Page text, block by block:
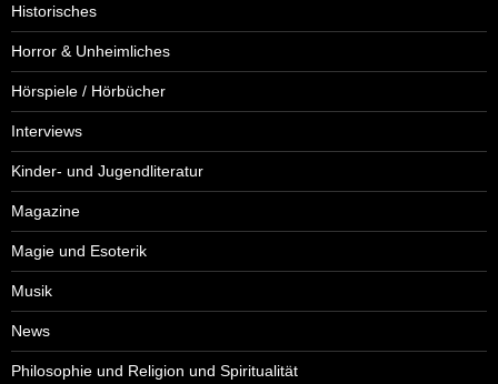
Historisches
Horror & Unheimliches
Hörspiele / Hörbücher
Interviews
Kinder- und Jugendliteratur
Magazine
Magie und Esoterik
Musik
News
Philosophie und Religion und Spiritualität